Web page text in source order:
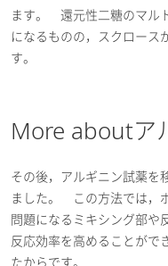
ます。 還元性二糖のマル
になるものの，スクロース
す。
More aboutア
その後，アルギニン試薬を
ました。 この方法では，
問題になるミキシング部や
反応効率を高めることがで
たからです。